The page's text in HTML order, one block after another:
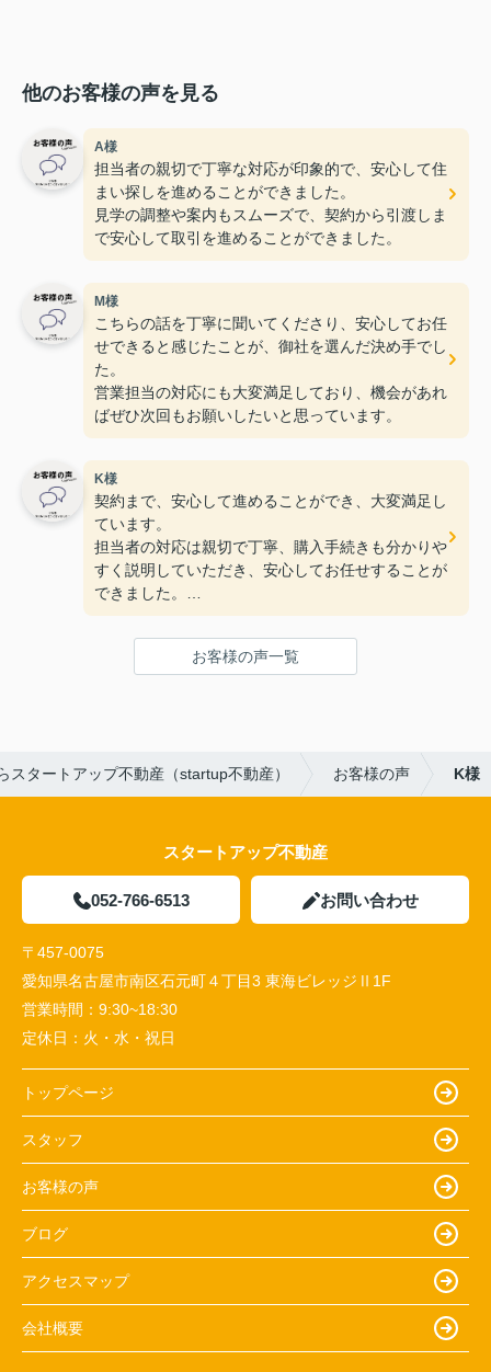
他のお客様の声を見る
A様
担当者の親切で丁寧な対応が印象的で、安心して住
まい探しを進めることができました。
見学の調整や案内もスムーズで、契約から引渡しま
で安心して取引を進めることができました。
M様
こちらの話を丁寧に聞いてくださり、安心してお任
せできると感じたことが、御社を選んだ決め手でし
た。
営業担当の対応にも大変満足しており、機会があれ
ばぜひ次回もお願いしたいと思っています。
K様
契約まで、安心して進めることができ、大変満足し
ています。
担当者の対応は親切で丁寧、購入手続きも分かりや
すく説明していただき、安心してお任せすることが
できました。
杉浦様のご対応も非常に満足しています。ありがと
うございました。
お客様の声一覧
タートアップ不動産（startup不動産） お客様の声 K様
スタートアップ不動産
052-766-6513 お問い合わせ
〒457-0075
愛知県名古屋市南区石元町４丁目3 東海ビレッジⅡ1F
営業時間： 9:30~18:30
定休日： 火・水・祝日
トップページ
スタッフ
お客様の声
ブログ
アクセスマップ
会社概要